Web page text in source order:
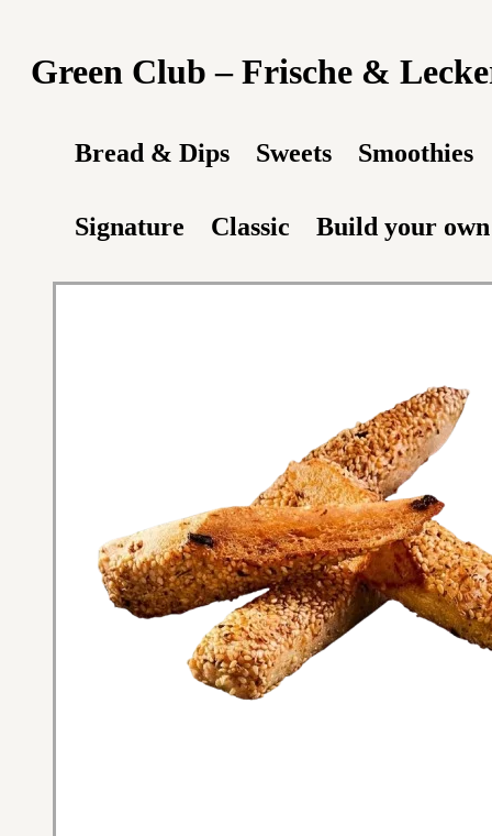
Green Club – Frische &
Bread & Dips Sweets Smoothies
Signature Classic Build your own